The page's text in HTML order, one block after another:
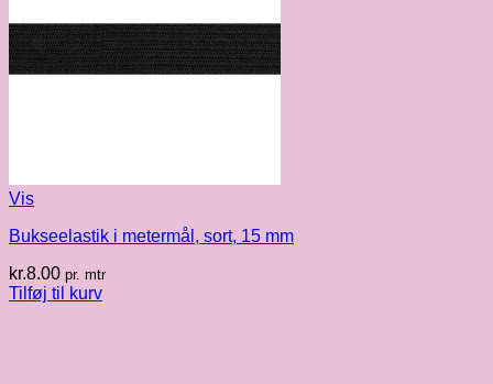
Vis
Bukseelastik i metermål, sort, 15 mm
kr.8.00 pr. mtr
Tilføj til kurv